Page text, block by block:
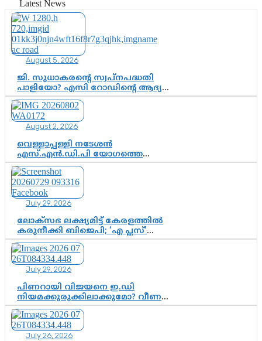
ഗുരുപൂർണിമ ആഘോഷം
Latest News
August 5, 2026
ജി. സുധാകരന്റെ സ്വപ്നപദ്ധതി
പാളിയോ? എസി റോഡിന്റെ ആദ്യ
പ്രളയപരീക്ഷയിൽ ഉയരുന്നത്
ഗുരുതര ചോദ്യങ്ങൾ
August 2, 2026
വെള്ളാപ്പള്ളി നടേശൻ
എസ്.എൻ.ഡി.പി യോഗത്തെ
ദുരുപയോഗം ചെയ്യുന്നു;
ശ്രീനാരായണ പ്രസ്ഥാനത്തെ
കാർന്നുതിന്നുന്ന വിഷവിത്ത്:
ഗോകുലം ഗോപാലൻ
July 29, 2026
ലോക്സഭ ലക്ഷ്യമിട്ട് കേരളത്തിൽ
കരുനീക്കി ബിജെപി; ‘എ പ്ലസ്’
മണ്ഡലങ്ങളിൽ പ്രമുഖരെ ഇറക്കി
കേന്ദ്രനേതൃത്വം, തിരുവനന്തപുരത്ത്
രാജീവ് ചന്ദ്രശേഖർ, ആറ്റിങ്ങലിൽ
കെ. സുരേന്ദ്രൻ; ആലപ്പുഴയിൽ
ശോഭാ സുരേന്ദ്രൻ..
July 29, 2026
പിണറായി വിജയനെ ഇ.ഡി
നിയമക്കുരുക്കിലാക്കുമോ? വീണ
വിജയൻ മാപ്പുസാക്ഷിയാകുമോ?
കർത്തയുടെ മൊഴി നിർണായക
വഴിത്തിരിവാകുമോ?
July 26, 2026